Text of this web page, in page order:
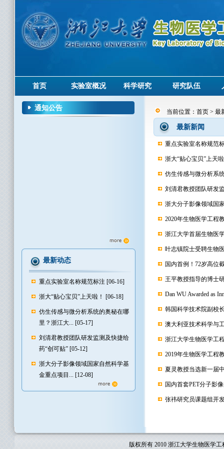
首页 实验室概况 科学研究 研究队伍
通知公告
最新动态
重点实验室名称规范标注 [06-16]
浙大“贴心宝贝”上天啦！ [06-18]
仿生传感与微分析系统的奥秘在哪
里？浙江大... [05-17]
刘清君教授团队研发监测及快捷给
药“创可贴” [05-12]
浙大分子影像领域国家自然科学基
金重点项目... [12-08]
当前位置： 首页 > 最
最新新闻
重点实验室名称规范
浙大“贴心宝贝”上天
仿生传感与微分析系
刘清君教授团队研发
浙大分子影像领域国
2020年生物医学工程
浙江大学首届生物医
叶志镇院士受聘生物
国内首例！72岁高位
王平教授指导的博士
Dan WU Awarded as
韩国科学技术院副校
澳大利亚技术科学与
浙江大学生物医学工
2019年生物医学工程
夏灵教授当选新一届
国内首套PET分子影
张祎研究员课题组开
版权所有 2010 浙江大学生物医学